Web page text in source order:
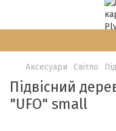
Аксесуари Світло
Підвісний
"UFO" small